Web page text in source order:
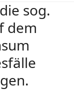
sog.
dem